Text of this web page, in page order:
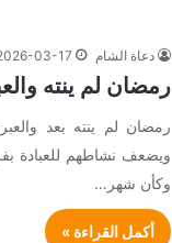
دعاة الشام 03-17
رمضان لم ينته
رمضان لم ينته بعد
وكأن شهر…
أكمل القراءة »